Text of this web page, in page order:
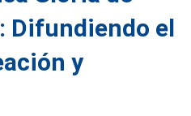
Difundiendo el
y